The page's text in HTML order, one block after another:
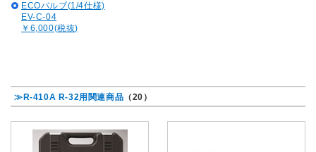
ECOバルブ(1/4仕様)
EV-C-04
￥6,000(税抜)
≫R-410A R-32用関連商品 （20）